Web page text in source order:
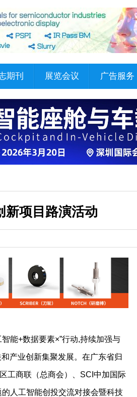
期刊 展览会议 广告服务
新项目路演活动
智能+数据要素×”行动,持续加强与
产业创新集聚发展。在广东省归
工商联（总商会）、SCI中加国际
的 人工智能创投交流对接会暨科技